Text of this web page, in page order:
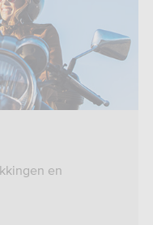
en